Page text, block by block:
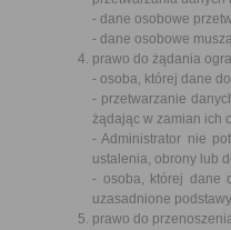
- dane osobowe
- dane osobowe
prawo do żądania
- osoba, której dane
- przetwarzanie
żądając w zamian ich
- Administrator nie
ustalenia, obrony lub
- osoba, której dane
uzasadnione
prawo do